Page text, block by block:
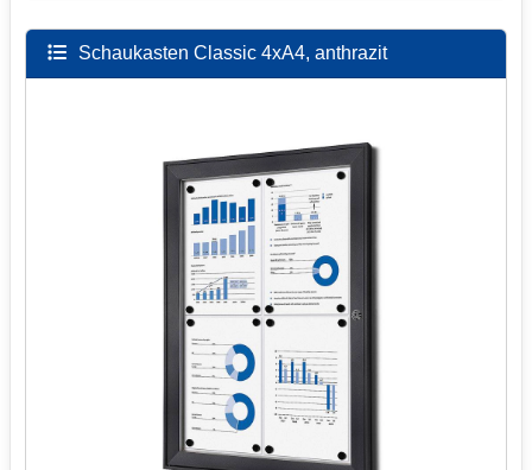
Schaukasten Classic 4xA4, anthrazit